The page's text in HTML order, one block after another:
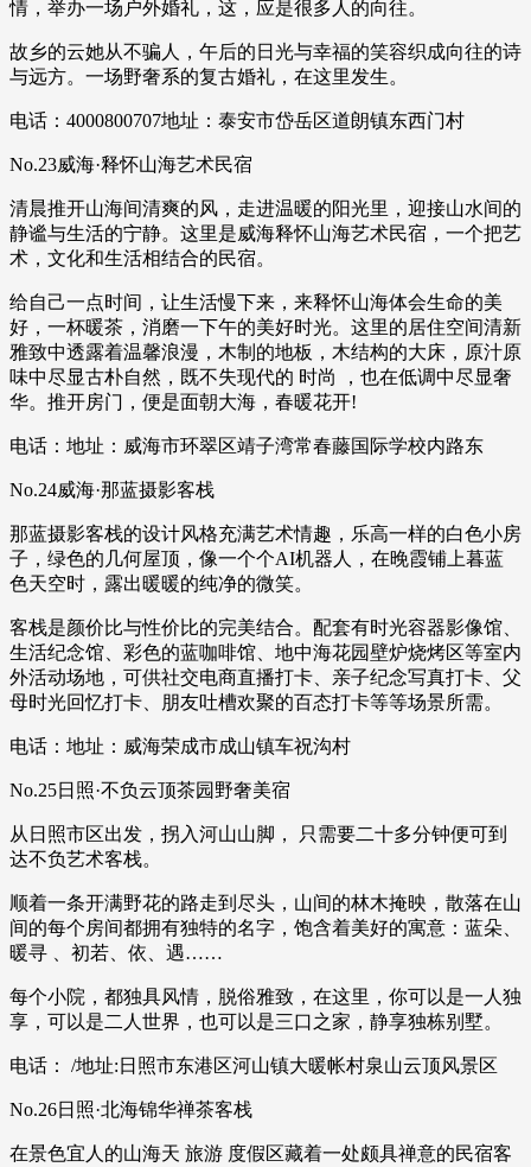
情，举办一场户外婚礼，这，应是很多人的向往。
故乡的云她从不骗人，午后的日光与幸福的笑容织成向往的诗
与远方。一场野奢系的复古婚礼，在这里发生。
电话：4000800707地址：泰安市岱岳区道朗镇东西门村
No.23威海·释怀山海艺术民宿
清晨推开山海间清爽的风，走进温暖的阳光里，迎接山水间的
静谧与生活的宁静。这里是威海释怀山海艺术民宿，一个把艺
术，文化和生活相结合的民宿。
给自己一点时间，让生活慢下来，来释怀山海体会生命的美
好，一杯暖茶，消磨一下午的美好时光。这里的居住空间清新
雅致中透露着温馨浪漫，木制的地板，木结构的大床，原汁原
味中尽显古朴自然，既不失现代的 时尚 ，也在低调中尽显奢
华。推开房门，便是面朝大海，春暖花开!
电话：‭‬地址：威海市环翠区靖子湾常春藤国际学校内路东
No.24威海·那蓝摄影客栈
那蓝摄影客栈的设计风格充满艺术情趣，乐高一样的白色小房
子，绿色的几何屋顶，像一个个AI机器人，在晚霞铺上暮蓝
色天空时，露出暖暖的纯净的微笑。
客栈是颜价比与性价比的完美结合。配套有时光容器影像馆、
生活纪念馆、彩色的蓝咖啡馆、地中海花园壁炉烧烤区等室内
外活动场地，可供社交电商直播打卡、亲子纪念写真打卡、父
母时光回忆打卡、朋友吐槽欢聚的百态打卡等等场景所需。
电话：地址：威海荣成市成山镇车祝沟村
No.25日照·不负云顶茶园野奢美宿
从日照市区出发，拐入河山山脚， 只需要二十多分钟便可到
达不负艺术客栈。
顺着一条开满野花的路走到尽头，山间的林木掩映，散落在山
间的每个房间都拥有独特的名字，饱含着美好的寓意：蓝朵、
暖寻 、初若、依、遇……
每个小院，都独具风情，脱俗雅致，在这里，你可以是一人独
享，可以是二人世界，也可以是三口之家，静享独栋别墅。
电话： /地址:日照市东港区河山镇大暖帐村泉山云顶风景区
No.26日照·北海锦华禅茶客栈
在景色宜人的山海天 旅游 度假区藏着一处颇具禅意的民宿客